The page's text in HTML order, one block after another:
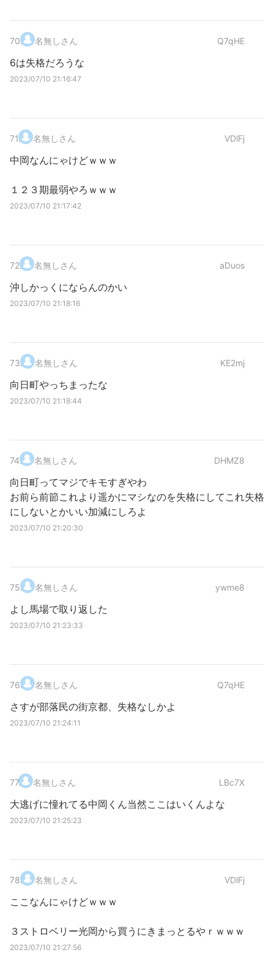
70. 名無しさん Q7qHE
6は失格だろうな
2023/07/10 21:16:47
71. 名無しさん VDlFj
中岡なんにゃけどｗｗｗ
１２３期最弱やろｗｗｗ
2023/07/10 21:17:42
72. 名無しさん aDuos
沖しかっくにならんのかい
2023/07/10 21:18:16
73. 名無しさん KE2mj
向日町やっちまったな
2023/07/10 21:18:44
74. 名無しさん DHMZ8
向日町ってマジでキモすぎやわ
お前ら前節これより遥かにマシなのを失格にしてこれ失格
にしないとかいい加減にしろよ
2023/07/10 21:20:30
75. 名無しさん ywme8
よし馬場で取り返した
2023/07/10 21:23:33
76. 名無しさん Q7qHE
さすが部落民の街京都、失格なしかよ
2023/07/10 21:24:11
77. 名無しさん LBc7X
大逃げに憧れてる中岡くん当然ここはいくんよな
2023/07/10 21:25:23
78. 名無しさん VDlFj
ここなんにゃけどｗｗｗ
３ストロベリー光岡から買うにきまっとるやｒｗｗｗ
2023/07/10 21:27:56